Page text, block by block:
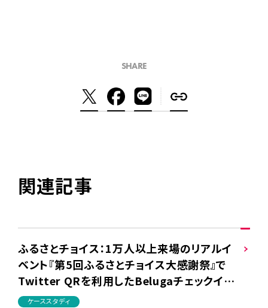
SHARE
関連記事
ふるさとチョイス：1万人以上来場のリアルイ
ベント『第5回ふるさとチョイス大感謝祭』で
Twitter QRを利用したBelugaチェックイン
を活用
ケーススタディ